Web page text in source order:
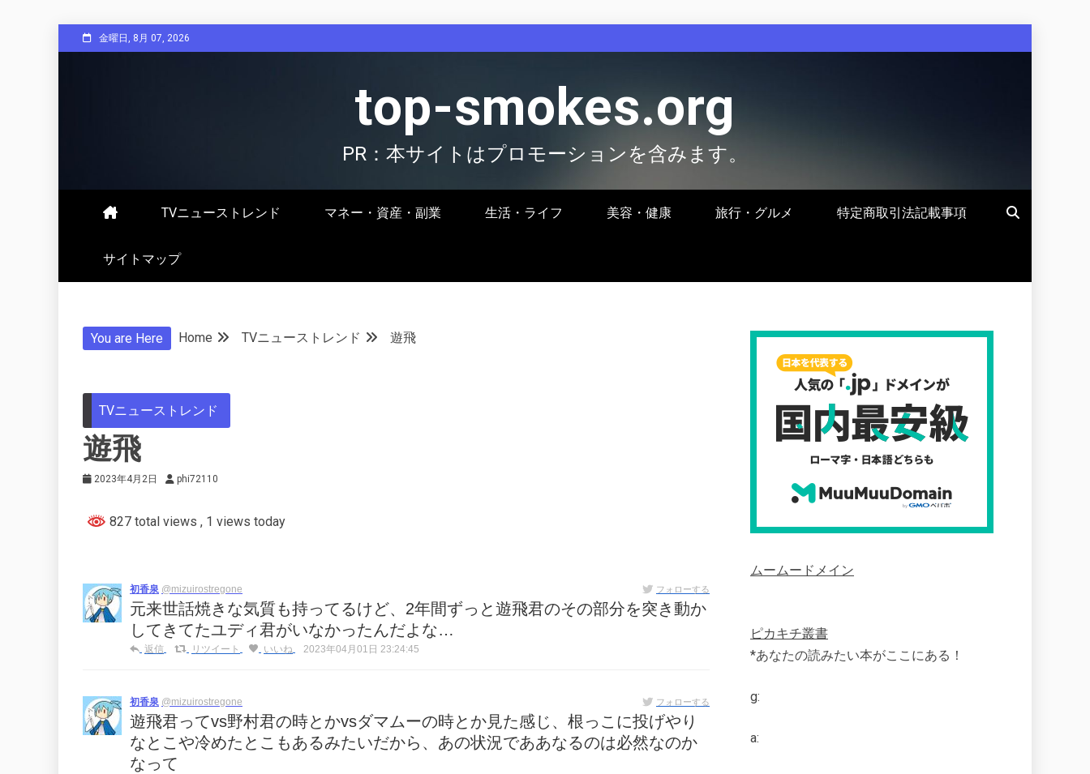
to
金曜日, 8月 07, 2026
top-smokes.org
PR：本サイトはプロモーションを含みます。
TVニューストレンド マネー・資産・副業 生活・ライフ 美容・健康 旅行・グルメ 特定商取引法記載事項
サイトマップ
You are Here Home TVニューストレンド 遊飛
TVニューストレンド
遊飛
2023年4月2日 phi72110
827 total views , 1 views today
初香泉 @mizuirostregone フォローする
元来世話焼きな気質も持ってるけど、2年間ずっと遊飛君のその部分を突き動か
してきてたユディ君がいなかったんだよな…
返信 リツイート いいね 2023年04月01日 23:24:45
初香泉 @mizuirostregone フォローする
遊飛君ってvs野村君の時とかvsダマムーの時とか見た感じ、根っこに投げやり
なとこや冷めたとこもあるみたいだから、あの状況でああなるのは必然なのか
なって
ムームードメイン
ピカキチ叢書
*あなたの読みたい本がここにある！
g:
a: